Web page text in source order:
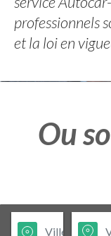
professionnels
et la loi en
Ou